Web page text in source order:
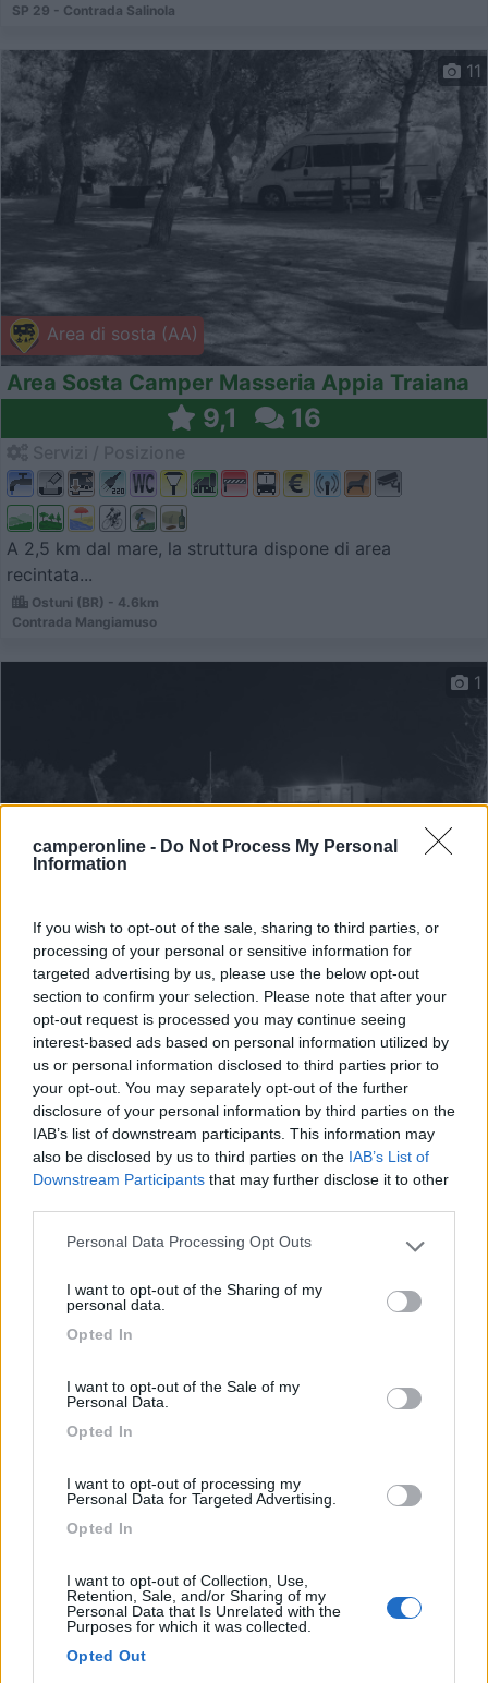
camperonline - Do Not Process My Personal
Information
If you wish to opt-out of the sale, sharing to third parties, or
processing of your personal or sensitive information for
targeted advertising by us, please use the below opt-out
section to confirm your selection. Please note that after your
opt-out request is processed you may continue seeing
interest-based ads based on personal information utilized by
us or personal information disclosed to third parties prior to
your opt-out. You may separately opt-out of the further
disclosure of your personal information by third parties on the
IAB’s list of downstream participants. This information may
also be disclosed by us to third parties on the IAB’s List of
Downstream Participants that may further disclose it to other
Please note that this website/app uses one or more Google
not limited to your visit or usage behaviour. You may click to
grant or deny consent to Google and its third-party tags to
use your data for below specified purposes in below Google
Personal Data Processing Opt Outs
I want to opt-out of the Sharing of my
personal data.
Opted In
I want to opt-out of the Sale of my
Personal Data.
Opted In
I want to opt-out of processing my
Personal Data for Targeted Advertising.
Opted In
I want to opt-out of Collection, Use,
Retention, Sale, and/or Sharing of my
Personal Data that Is Unrelated with the
Purposes for which it was collected.
Opted Out
SP 29 - Contrada Salinola
Area di sosta (AA)
11
Area Sosta Camper Masseria Appia Traiana
9,1 16
A 2,5 km dal mare, la struttura dispone di area
recintata...
Ostuni (BR) - 4.6km
Contrada Mangiamuso
Area di sosta (AA)
1
Area sosta camper al mare Ostuni -
Getsemani
8,7 68
Servizi / Posizione
Vicina al centro, area sosta pianeggiante, recintata e il...
Via Consolato Veneziano, 12
Parcheggio